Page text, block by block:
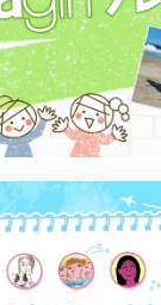
ディズニーの取材